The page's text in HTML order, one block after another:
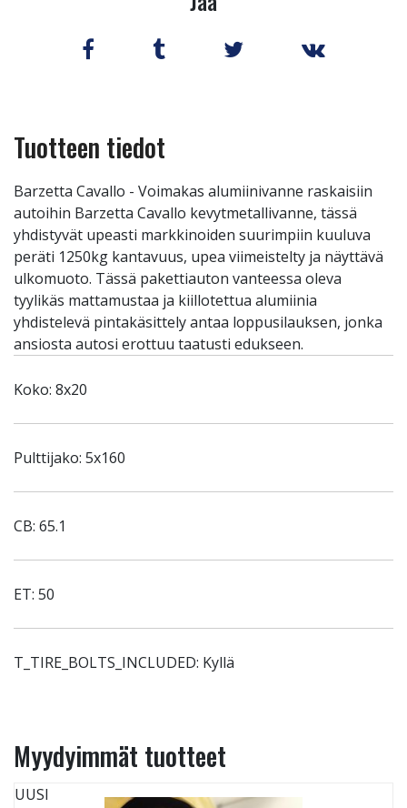
Tuotteen tiedot
Barzetta Cavallo - Voimakas alumiinivanne raskaisiin
autoihin Barzetta Cavallo kevytmetallivanne, tässä
yhdistyvät upeasti markkinoiden suurimpiin kuuluva
peräti 1250kg kantavuus, upea viimeistelty ja näyttävä
ulkomuoto. Tässä pakettiauton vanteessa oleva
tyylikäs mattamustaa ja kiillotettua alumiinia
yhdistelevä pintakäsittely antaa loppusilauksen, jonka
ansiosta autosi erottuu taatusti edukseen.
Koko: 8x20
Pulttijako: 5x160
CB: 65.1
ET: 50
T_TIRE_BOLTS_INCLUDED: Kyllä
Myydyimmät tuotteet
UUSI